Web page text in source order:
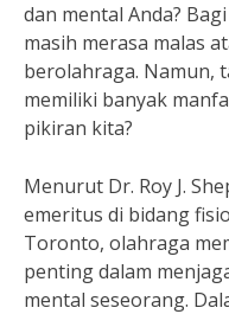
dan mental Anda?
masih merasa malas
berolahraga. Namun,
memiliki banyak
pikiran kita?
Menurut Dr. Roy J.
emeritus di bidang
Toronto, olahraga
penting dalam
mental seseorang.